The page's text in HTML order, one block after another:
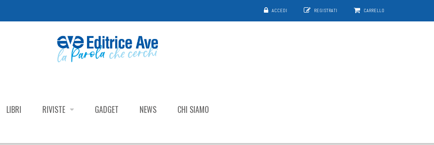
ACCEDI REGISTRATI CARRELLO
LIBRI RIVISTE GADGET NEWS CHI SIAMO